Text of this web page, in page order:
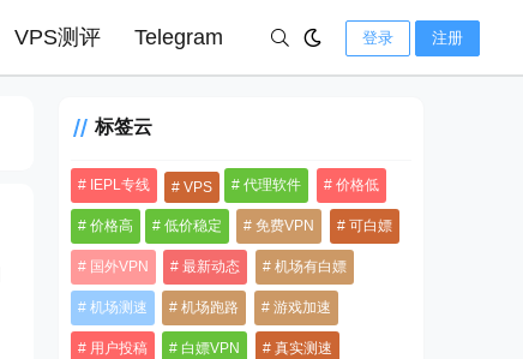
VPS测评 Telegram 登录 注册
标签云
IEPL专线 VPS 代理软件 价格低
价格高 低价稳定 免费VPN 可白嫖
国外VPN 最新动态 机场有白嫖
机场测速 机场跑路 游戏加速
用户投稿 白嫖VPN 真实测速